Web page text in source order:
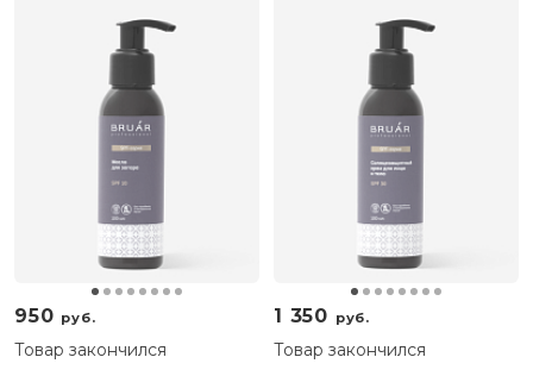
950 руб.
Товар закончился
1 350 руб.
Товар закончился